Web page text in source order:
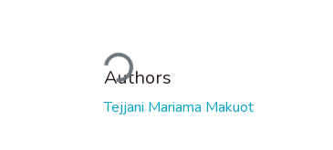
Loading...
Authors
Tejjani Mariama Makuot